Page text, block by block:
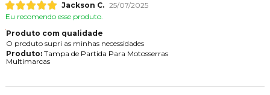
Jackson C. 25/07/2025
Eu recomendo esse produto.
Produto com qualidade
O produto supri as minhas necessidades
Produto:Tampa de Partida Para Motosserras
Multimarcas